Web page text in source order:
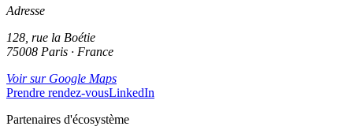
Adresse
128, rue la Boétie
75008 Paris · France
Voir sur Google Maps
Prendre rendez-vousLinkedIn
Partenaires d'écosystème